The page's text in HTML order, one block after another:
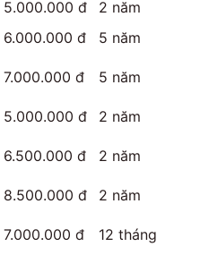
5.000.000 đ
2 năm
6.000.000 đ 5 năm
7.000.000 đ 5 năm
5.000.000 đ 2 năm
6.500.000 đ 2 năm
8.500.000 đ 2 năm
7.000.000 đ 12 tháng